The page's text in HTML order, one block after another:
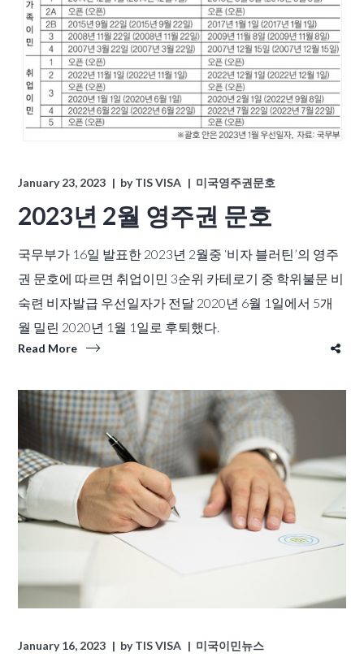
January 23, 2023 byTIS VISA 미국영주권문호
2023년 2월 영주권 문호
국무부가 16일 발표한 2023년 2월중 ‘비자 블러틴’의 영주
권 문호에 따르면 취업이민 3순위 카테로기 중 학위불문 비
숙련 비자발급 우선일자가 전달 2020년 6월 1일에서 5개
월 밀린 2020년 1월 1일로 후퇴했다.
Read More
January 16, 2023 byTIS VISA 미국이민뉴스